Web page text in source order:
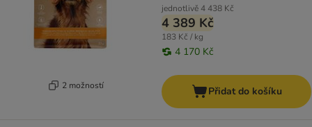
2 možností
jednotlivě4 438 Kč
4 389 Kč
183 Kč / kg
4 170 Kč
Přidat do košíku